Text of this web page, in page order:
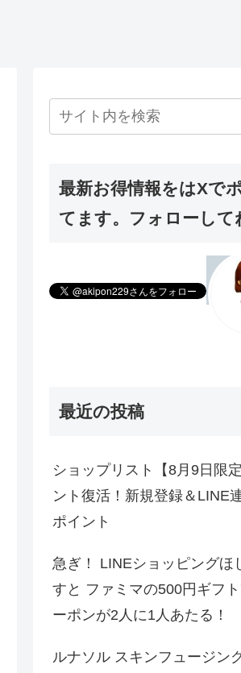
最新お得情報をはXで
てます。フォローして
最近の投稿
ショップリスト【8月9日限
ント復活！新規登録＆LINE
ポイント
急ぎ！ LINEショッピングほ
すと ファミマの500円ギフ
ーポンが2人に1人あたる！
ルナソル スキンフュージン